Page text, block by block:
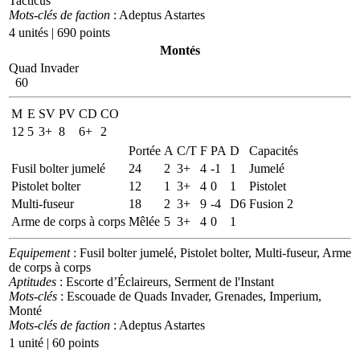
Mots-clés de faction : Adeptus Astartes
4 unités | 690 points
Montés
Quad Invader
60
M E SV PV CD CO
12 5 3+ 8 6+
2
Portée A C/T F PA D
Capacités
Fusil bolter jumelé
24 2 3+ 4 -1 1
Jumelé
Pistolet bolter
12 1 3+ 4 0 1
Pistolet
Multi-fuseur
18 2 3+ 9 -4 D6 Fusion 2
Arme de corps à corps Mêlée 5 3+ 4 0 1
Equipement: Fusil bolter jumelé, Pistolet bolter, Multi-fuseur, Arme
de corps à corps
Aptitudes : Escorte d’Éclaireurs, Serment de l'Instant
Mots-clés : Escouade de Quads Invader, Grenades, Imperium,
Monté
Mots-clés de faction : Adeptus Astartes
1 unité | 60 points